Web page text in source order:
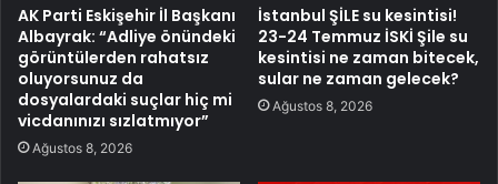
AK Parti Eskişehir İl Başkanı
Albayrak: “Adliye önündeki
görüntülerden rahatsız
oluyorsunuz da
dosyalardaki suçlar hiç mi
vicdanınızı sızlatmıyor”
Ağustos 8, 2026
İstanbul ŞİLE su kesintisi!
23-24 Temmuz İSKİ Şile su
kesintisi ne zaman bitecek,
sular ne zaman gelecek?
Ağustos 8, 2026